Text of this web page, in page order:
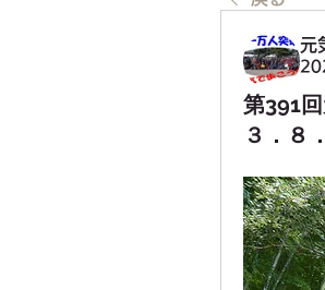
元
第391
３．８